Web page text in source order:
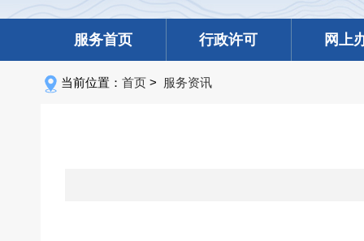
服务首页 行政许可 网上
当前位置： 首页 > 服务资讯